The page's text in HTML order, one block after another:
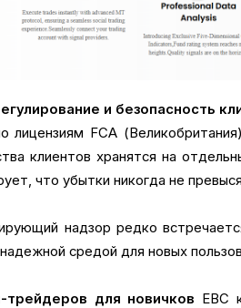
и безопасность
лицензиям FCA
клиентов хранятся на
что убытки никогда не
надзор редко
средой для новых
трейдеров для новичков EBC